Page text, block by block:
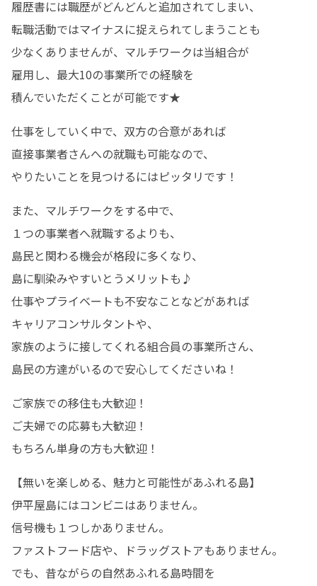
履歴書には職歴がどんどんと追加されてしまい、
転職活動ではマイナスに捉えられてしまうことも
少なくありませんが、マルチワークは当組合が
雇用し、最大10の事業所での経験を
積んでいただくことが可能です★
仕事をしていく中で、双方の合意があれば
直接事業者さんへの就職も可能なので、
やりたいことを見つけるにはピッタリです！
また、マルチワークをする中で、
１つの事業者へ就職するよりも、
島民と関わる機会が格段に多くなり、
島に馴染みやすいとうメリットも♪
仕事やプライベートも不安なことなどがあれば
キャリアコンサルタントや、
家族のように接してくれる組合員の事業所さん、
島民の方達がいるので安心してくださいね！
ご家族での移住も大歓迎！
ご夫婦での応募も大歓迎！
もちろん単身の方も大歓迎！
【無いを楽しめる、魅力と可能性があふれる島】
伊平屋島にはコンビニはありません。
信号機も１つしかありません。
ファストフード店や、ドラッグストアもありません。
でも、昔ながらの自然あふれる島時間を